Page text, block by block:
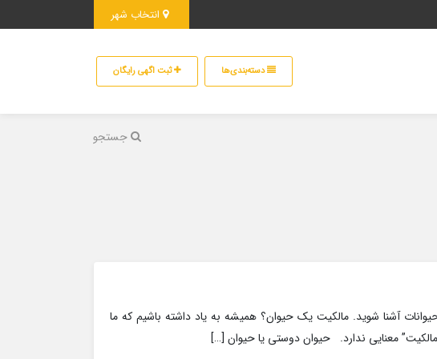
دسته‌بندی‌ها ثبت اگهی رایگان
جستجو
آشنا شوید. مالکیت یک حیوان؟ همیشه به یاد داشته باشیم که ما
معنایی ندارد. حیوان​ دوستی یا حیوان​ […]